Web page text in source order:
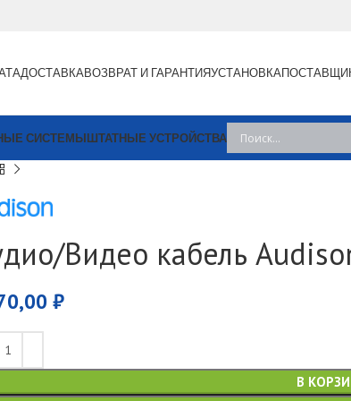
ДОСТАВКАВОЗВРАТ И ГАРАНТИЯУСТАНОВКА
СИСТЕМЫШТАТНЫЕ УСТРОЙСТВА
Видео кабель
₽
В